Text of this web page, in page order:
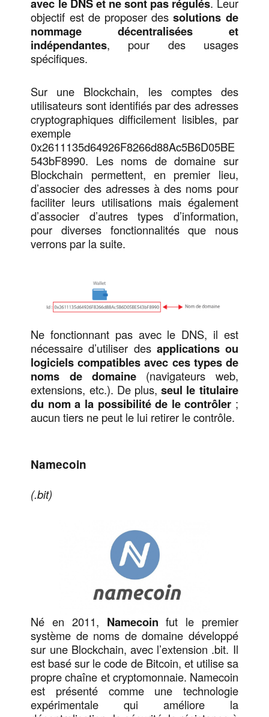
objectif est de proposer dessolutions de
nommage décentralisées et
indépendantes, pour des usages
spécifiques.
Sur une Blockchain, les comptes des
utilisateurs sont identifiés par des adresses
cryptographiques difficilement lisibles, par
exemple
0x2611135d64926F8266d88Ac5B6D05BE
543bF8990. Les noms de domaine sur
Blockchain permettent, en premier lieu,
d’associer des adresses à des noms pour
faciliter leurs utilisations mais également
d’associer d’autres types d’information,
pour diverses fonctionnalités que nous
verrons par la suite.
Ne fonctionnant pas avec le DNS, il est
nécessaire d’utiliser des applications ou
logiciels compatibles avec ces types de
noms de domaine (navigateurs web,
extensions, etc.). De plus,seul le titulaire
du nom a la possibilité de le contrôler ;
aucun tiers ne peut le lui retirer le contrôle.
Namecoin
(.bit)
Né en 2011, Namecoin fut le premier
système de noms de domaine développé
sur une Blockchain, avec l’extension .bit. Il
est basé sur le code de Bitcoin, et utilise sa
propre chaîne et cryptomonnaie. Namecoin
est présenté comme une technologie
expérimentale qui améliore la